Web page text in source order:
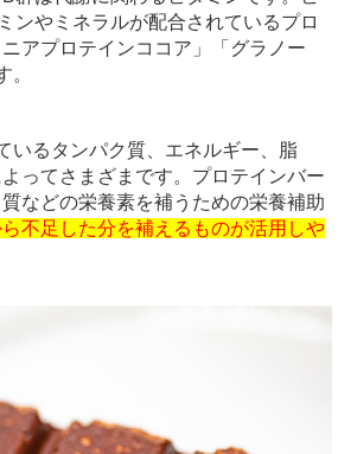
ンやミネラルが配合されているプロ
アプロテインココア」「グラノー
。
いるタンパク質、エネルギー、脂
ってさまざまです。プロテインバー
などの栄養素を補うための栄養補助
不足した分を補えるものが活用しや